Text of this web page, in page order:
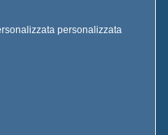
personalizzata